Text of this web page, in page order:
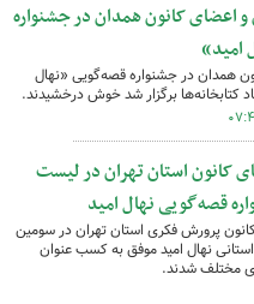
اعضای کانون همدان در جشنواره
امید»
همدان در جشنواره قصه‌گویی «نهال
کتابخانه‌ها برگزار شد خوش درخشیدند.
کانون استان تهران در لیست
قصه‌گویی نهال امید
پرورش فکری استان تهران در سومین
نهال امید موفق به کسب عنوان
مختلف شدند.